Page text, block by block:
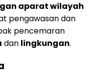
aparat wilayah
pengawasan dan
pencemaran
dan lingkungan.